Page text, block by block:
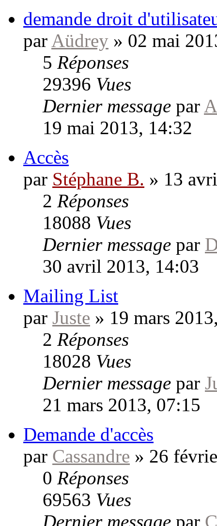
demande droit
par Aüdrey » 02 mai
5 Réponses
29396 Vues
Dernier message par
19 mai 2013, 14:32
Accès
par Stéphane B. » 13
2 Réponses
18088 Vues
Dernier message par
30 avril 2013, 14:03
Mailing List
par Juste » 19 mars
2 Réponses
18028 Vues
Dernier message par
21 mars 2013, 07:15
Demande d'accès
par Cassandre » 26
0 Réponses
69563 Vues
Dernier message par